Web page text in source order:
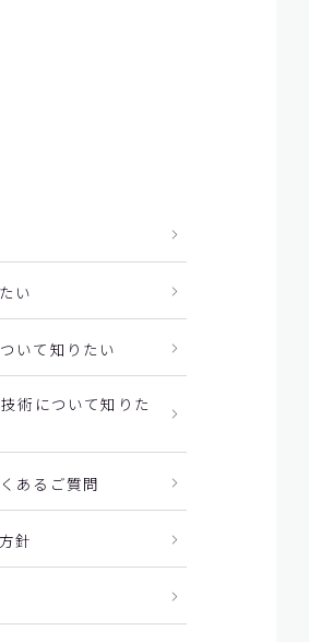
い
いて知りたい
術について知りた
あるご質問
針